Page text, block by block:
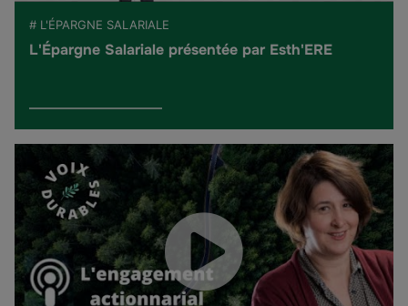
# L'ÉPARGNE SALARIALE
L'Épargne Salariale présentée par Esth'ERE